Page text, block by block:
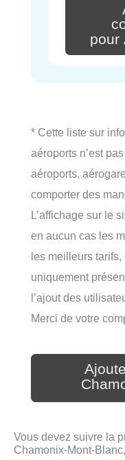
pour
* Cette liste sur
aéroports n’est
aéroports,
comporter des
L’affichage sur le
en aucun cas les
les meilleurs
uniquement
l’ajout des
Merci de votre
Vous devez suivre la
Chamonix-Mont-